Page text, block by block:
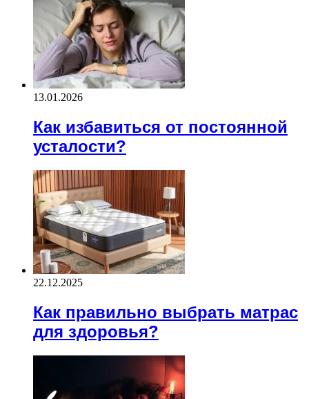
13.01.2026
Как избавиться от постоянной
усталости?
22.12.2025
Как правильно выбрать матрас
для здоровья?